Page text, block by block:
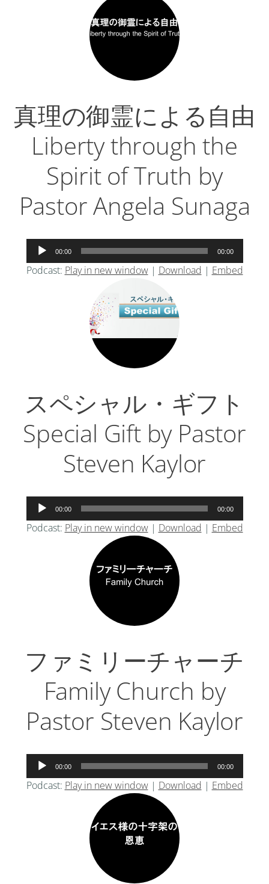
真理の御霊による自由
Liberty through the
Spirit of Truth by
Pastor Angela Sunaga
声
プ
00:00 00:00
Podcast: Play in new window| Download | Embed
スペシャル・ギフト
Special Gift by Pastor
Steven Kaylor
声
プ
00:00 00:00
Podcast: Play in new window| Download | Embed
ファミリーチャーチ
Family Church by
Pastor Steven Kaylor
声
プ
00:00 00:00
Podcast: Play in new window| Download | Embed